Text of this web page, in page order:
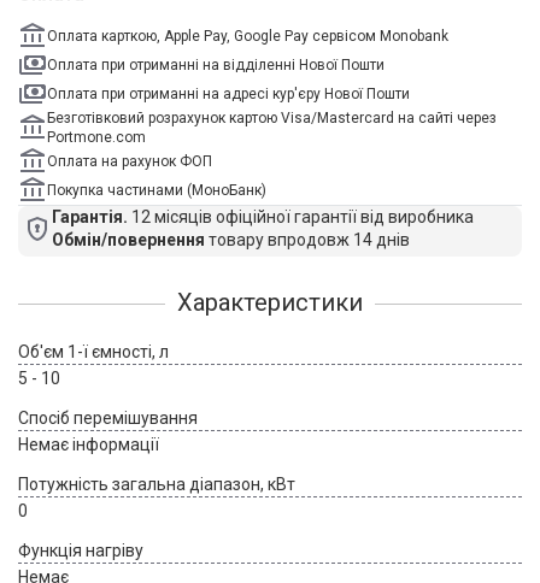
Оплата карткою, Apple Pay, Google Pay сервісом Monobank
Оплата при отриманні на відділенні Нової Пошти
Оплата при отриманні на адресі кур'єру Нової Пошти
Безготівковий розрахунок картою Visa/Mastercard на сайті через
Portmone.com
Оплата на рахунок ФОП
Покупка частинами (МоноБанк)
Гарантія. 12 місяців офіційної гарантії від виробника
Обмін/повернення товару впродовж 14 днів
Характеристики
Об'єм 1-ї ємності, л
5 - 10
Спосіб перемішування
Немає інформації
Потужність загальна діапазон, кВт
0
Функція нагріву
Немає